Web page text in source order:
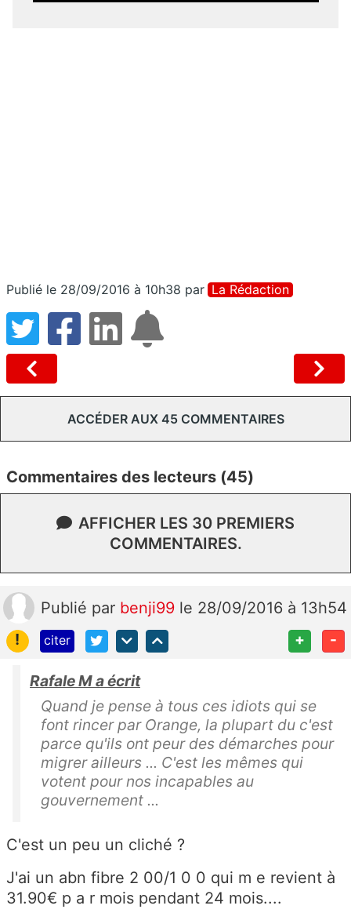
Publié le 28/09/2016 à 10h38 par La Rédaction
ACCÉDER AUX 45 COMMENTAIRES
Commentaires des lecteurs (45)
AFFICHER LES 30 PREMIERS
COMMENTAIRES.
Publié par benji99 le 28/09/2016 à 13h54
!
citer + -
Rafale M a écrit
Quand je pense à tous ces idiots qui se
font rincer par Orange, la plupart du c'est
parce qu'ils ont peur des démarches pour
migrer ailleurs ... C'est les mêmes qui
votent pour nos incapables au
gouvernement ...
C'est un peu un cliché ?
J'ai un abn fibre 2 00/1 0 0 qui m e revient à
31.90€ p a r mois pendant 24 mois....